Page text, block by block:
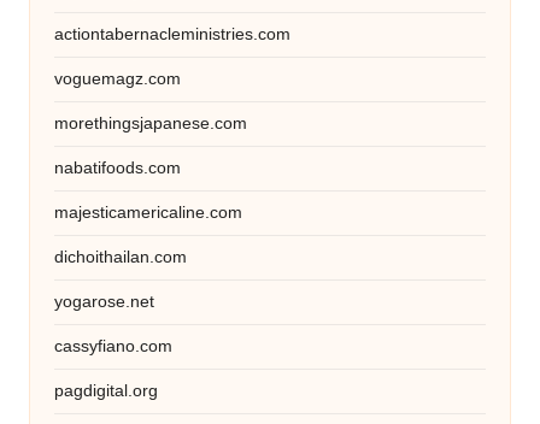
actiontabernacleministries.com
voguemagz.com
morethingsjapanese.com
nabatifoods.com
majesticamericaline.com
dichoithailan.com
yogarose.net
cassyfiano.com
pagdigital.org